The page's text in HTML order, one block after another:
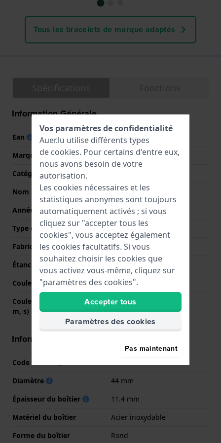
Tous les bracelets de marque adaptés
Information Générale
Ean
8430622829338
Marque
Festina
Catégorie
Nom
F20695
Année
2024 Printemps / Été
Type d'affichage
Analogique
Fabriqué en Suisse
Non
Étanchéité
10 Bar (nager)
Couleur du cadran
Vert
Couleurs des aiguilles (h,
m, s)
Gris, Gris, Rouge
Informations boîtier
Code boîtier
Diamètre
44 mm
Épaisseur du boîtier
11.4 mm
Matériel du boîtier
Acier inoxydable
Forme du boîtier
Rond
Vos paramètres de confidentialité
Auer.lu utilise différents types
de cookies. Pour certains d'entre eux,
nous avons besoin de votre
autorisation.
Les cookies nécessaires et les
statistiques anonymes sont toujours
automatiquement activés ; si vous
cliquez sur "accepter tous les
cookies", vous acceptez également
les cookies facultatifs. Si vous
souhaitez choisir les cookies que
vous activez vous-même, cliquez sur
"paramètres des cookies".
Accepter tous
Paramètres des cookies
Pas maintenant